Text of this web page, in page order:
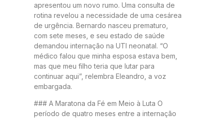
apresentou um novo rumo. Uma consulta de
rotina revelou a necessidade de uma cesárea
de urgência. Bernardo nasceu prematuro,
com sete meses, e seu estado de saúde
demandou internação na UTI neonatal. “O
médico falou que minha esposa estava bem,
mas que meu filho teria que lutar para
continuar aqui”, relembra Eleandro, a voz
embargada.
### A Maratona da Fé em Meio à Luta O
período de quatro meses entre a internação